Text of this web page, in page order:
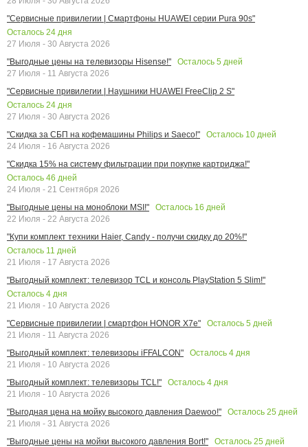
"Сервисные привилегии | Смартфоны HUAWEI серии Pura 90s"
Осталось 24 дня
27 Июля - 30 Августа 2026
"Выгодные цены на телевизоры Hisense!"
Осталось 5 дней
27 Июля - 11 Августа 2026
"Сервисные привилегии | Наушники HUAWEI FreeClip 2 S"
Осталось 24 дня
27 Июля - 30 Августа 2026
"Скидка за СБП на кофемашины Philips и Saeco!"
Осталось 10 дней
24 Июля - 16 Августа 2026
"Скидка 15% на систему фильтрации при покупке картриджа!"
Осталось 46 дней
24 Июля - 21 Сентября 2026
"Выгодные цены на моноблоки MSI!"
Осталось 16 дней
22 Июля - 22 Августа 2026
"Купи комплект техники Haier, Candy - получи скидку до 20%!"
Осталось 11 дней
21 Июля - 17 Августа 2026
"Выгодный комплект: телевизор TCL и консоль PlayStation 5 Slim!"
Осталось 4 дня
21 Июля - 10 Августа 2026
"Сервисные привилегии | смартфон HONOR X7e"
Осталось 5 дней
21 Июля - 11 Августа 2026
"Выгодный комплект: телевизоры iFFALCON"
Осталось 4 дня
21 Июля - 10 Августа 2026
"Выгодный комплект: телевизоры TCL!"
Осталось 4 дня
21 Июля - 10 Августа 2026
"Выгодная цена на мойку высокого давления Daewoo!"
Осталось 25 дней
21 Июля - 31 Августа 2026
"Выгодные цены на мойки высокого давления Bort!"
Осталось 25 дней